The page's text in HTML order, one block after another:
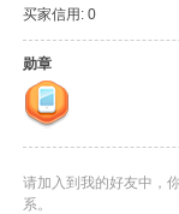
买家信用: 0
勋章
请加入到我的好友中，
系。